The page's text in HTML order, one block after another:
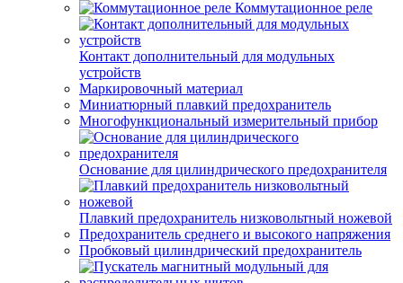
Коммутационное реле
Контакт дополнительный для модульных
устройств
Маркировочный материал
Миниатюрный плавкий предохранитель
Многофункциональный измерительный прибор
Основание для цилиндрического предохранителя
Плавкий предохранитель низковольтный ножевой
Предохранитель среднего и высокого напряжения
Пробковый цилиндрический предохранитель